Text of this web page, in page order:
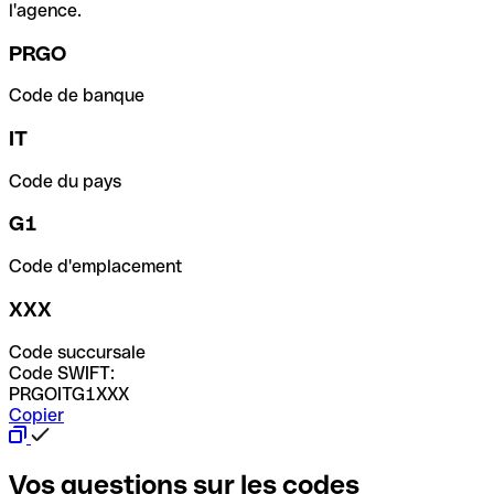
l'agence.
PRGO
Code de banque
IT
Code du pays
G1
Code d'emplacement
XXX
Code succursale
Code SWIFT:
PRGOITG1XXX
Copier
Vos questions sur les codes